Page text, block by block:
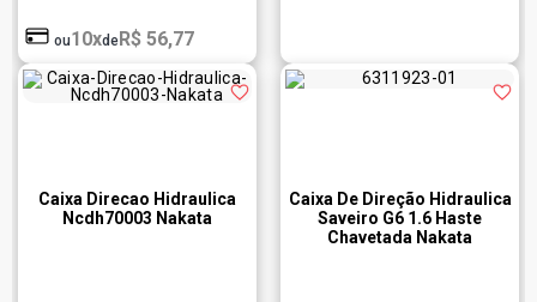
ou10xdeR$ 56,77
Caixa Direcao Hidraulica
Ncdh70003 Nakata
Caixa De Direção Hidraulica
Saveiro G6 1.6 Haste
Chavetada Nakata